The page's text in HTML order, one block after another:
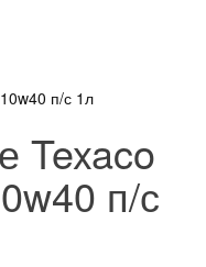
п/с 1л
Texaco
п/с